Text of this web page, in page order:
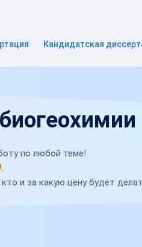
Кандидатская
по любой теме!
.
и за какую цену будет